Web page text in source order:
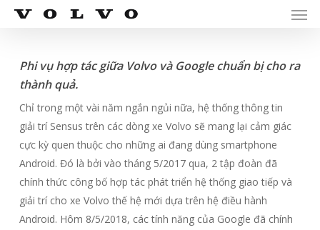
Skip
contentPhi vụ hợp tác giữa Volvo và Google chuẩn bị cho ra
thành quả.
Chỉ trong một vài năm ngắn ngủi nữa, hệ thống thông tin
giải trí Sensus trên các dòng xe Volvo sẽ mang lại cảm giác
cực kỳ quen thuộc cho những ai đang dùng smartphone
Android. Đó là bởi vào tháng 5/2017 qua, 2 tập đoàn đã
chính thức công bố hợp tác phát triển hệ thống giao tiếp và
giải trí cho xe Volvo thế hệ mới dựa trên hệ điều hành
Android. Hôm 8/5/2018, các tính năng của Google đã chính
Menu